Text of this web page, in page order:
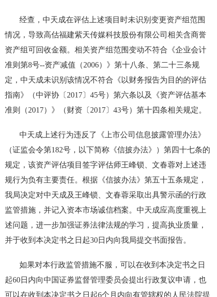
经查， 中天成在评估上述项目时未识别变更资产组范围
情况， 导致高估福建紫天传媒科技股份有限公司相关含商誉
资产组可回收金额。 相关资产组范围变动不符合 《企业会计
准则第8号--资产减值（2006）》第十八条、第二十三条规
定， 中天成未识别该情况不符合《以财务报告为目的的评估
指南》（中评协〔2017〕45号）第六条以及《资产评估基本
准则（2017）》（财资〔2017〕43号）第十四条相关规定。
中天成上述行为违反了《上市公司信息披露管理办法》
（证监会令第182号，以下简称《信披办法》）第四十七条的
规定，该资产评估项目签字评估师王峰锁、文春蓉对上述违
规行为负有主要责任。根据《信披办法》第五十五条规定，
我局决定对中天成及王峰锁、文春蓉采取出具警示函的行政
监管措施，并记入资本市场诚信档案。 中天成应高度重视上
述问题，进一步加强证券法律法规的学习，提高执业质量，
并于收到本决定书之日起30日内向我局提交书面报告。
如果对本行政监管措施不服，可以在收到本决定书之日
起60日内向中国证券监督管理委员会提出行政复议申请，也
可以在收到本决定书之日起6个月内向有管辖权的人民法院提